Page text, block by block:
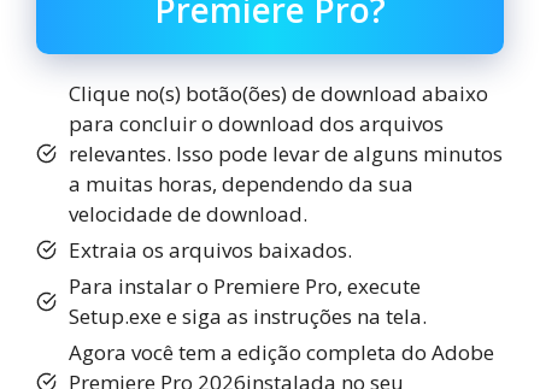
Premiere Pro?
Clique no(s) botão(ões) de download abaixo
para concluir o download dos arquivos
relevantes. Isso pode levar de alguns minutos
a muitas horas, dependendo da sua
velocidade de download.
Extraia os arquivos baixados.
Para instalar o Premiere Pro, execute
Setup.exe e siga as instruções na tela.
Agora você tem a edição completa do Adobe
Premiere Pro 2026instalada no seu